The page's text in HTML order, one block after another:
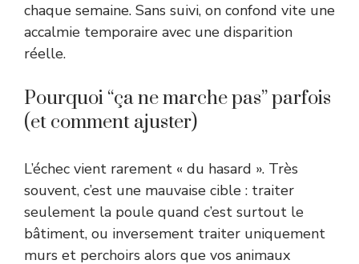
chaque semaine. Sans suivi, on confond vite une
accalmie temporaire avec une disparition
réelle.
Pourquoi “ça ne marche pas” parfois
(et comment ajuster)
L’échec vient rarement « du hasard ». Très
souvent, c’est une mauvaise cible : traiter
seulement la poule quand c’est surtout le
bâtiment, ou inversement traiter uniquement
murs et perchoirs alors que vos animaux